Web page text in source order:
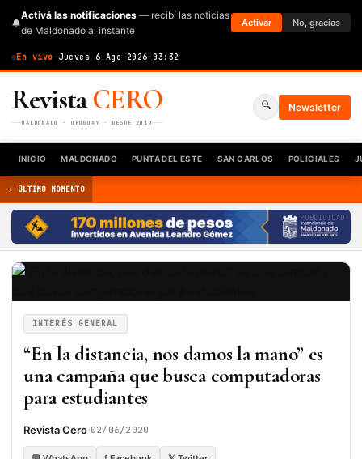
🔔
Activá las notificaciones — recibí las noticias
de Maldonado al instante
Activar No, gracias
En vivo · Jueves 6 Ago 2026 ·03:32
RevistaCERO
MALDONADO · URUGUAY · DESDE 2010
🔍 Newsletter
INICIO MALDONADO PUNTA DEL ESTE SAN CARLOS POLICIALES
⚡ ÚLTIMO MOMENTO
PUBLICIDAD
INTERÉS GENERAL
“En la distancia, nos damos la mano” es
una campaña que busca computadoras
para estudiantes
Revista Cero·02/06/2020